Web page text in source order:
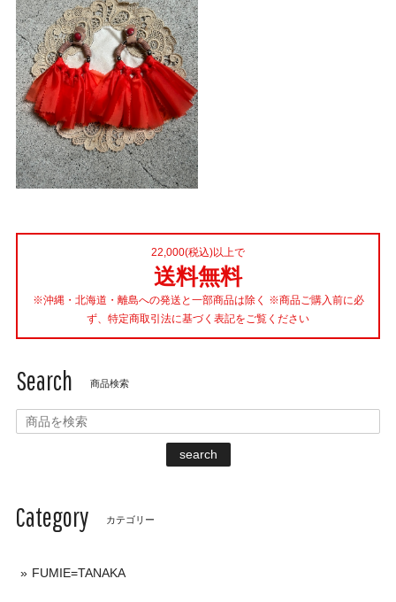
22,000(税込)以上で
送料無料
※沖縄・北海道・離島への発送と一部商品は除く ※商品ご購入前に必
ず、特定商取引法に基づく表記をご覧ください
Search 商品検索
search
Category カテゴリー
FUMIE=TANAKA